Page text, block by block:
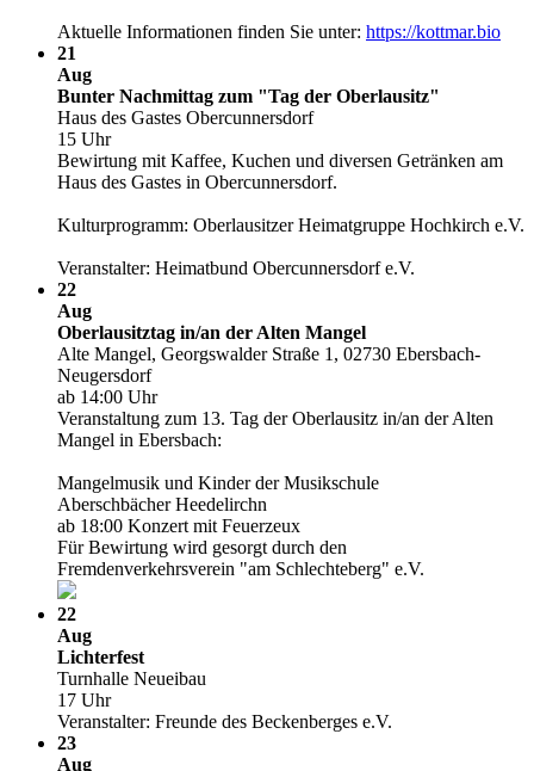
Aktuelle Informationen finden Sie unter: https:/​­/​­kottmar.bio
21
Aug
Bunter Nachmittag zum "Tag der Oberlausitz"
Haus des Gastes Obercunnersdorf
15 Uhr
Bewirtung mit Kaffee, Kuchen und diversen Getränken am
Haus des Gastes in Obercunnersdorf.
Kulturprogramm: Oberlausitzer Heimatgruppe Hochkirch e.V.
Veranstalter: Heimatbund Obercunnersdorf e.V.
22
Aug
Oberlausitztag in/­an der Alten Mangel
Alte Mangel, Georgswalder Straße 1, 02730 Ebersbach-
Neugersdorf
ab 14:00 Uhr
Veranstaltung zum 13. Tag der Oberlausitz in/­an der Alten
Mangel in Ebersbach:
Mangelmusik und Kinder der Musikschule
Aberschbächer Heedelirchn
ab 18:00 Konzert mit Feuerzeux
Für Bewirtung wird gesorgt durch den
Fremdenverkehrsverein "am Schlechteberg" e.V.
22
Aug
Lichterfest
Turnhalle Neueibau
17 Uhr
Veranstalter: Freunde des Beckenberges e.V.
23
Aug